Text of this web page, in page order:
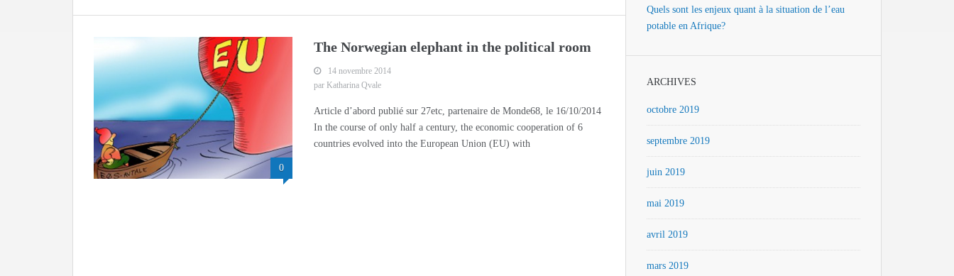
0
The Norwegian elephant in the political room
14 novembre 2014
par Katharina Qvale
Article d’abord publié sur 27etc, partenaire de Monde68, le 16/10/2014
In the course of only half a century, the economic cooperation of 6
countries evolved into the European Union (EU) with
Quels sont les enjeux quant à la situation de l’eau
potable en Afrique?
ARCHIVES
octobre 2019
septembre 2019
juin 2019
mai 2019
avril 2019
mars 2019